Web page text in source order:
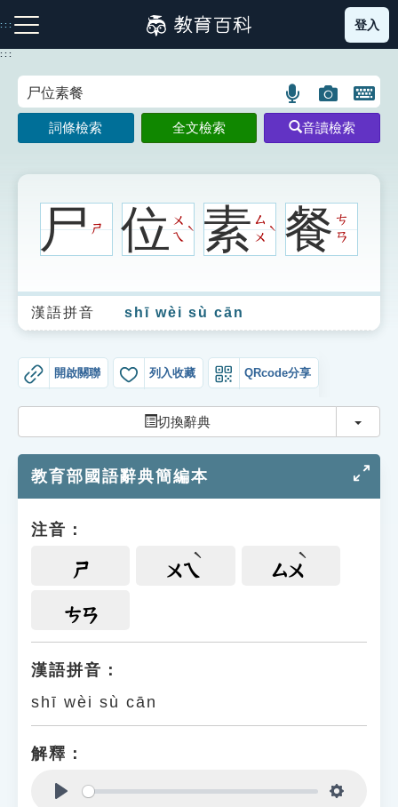
到
主
:::
注音索引圖示 筆畫索引圖示 部首索引表圖示
生字詞彙表
成語故事
索引選單
單字索引
遊戲專區
教學應用
貓頭鷹博士
登入
:::
語
言
搜
示
圖
片
搜
示
開
鍵
圖
詞條檢索 全文檢索 音讀檢索
尸ㄕ 位ㄨ
ㄟ
ˋ 素ㄙ
ㄨ
ˋ 餐ㄘ
ㄢ
漢語拼音 shī wèi sù cān
開啟關聯 列入收藏 QRcode分享
切換辭典 切換
教育部國語辭典簡編本
注音：
ㄕ ㄨㄟ ㄙㄨ
ㄘㄢ
漢語拼音：
shī wèi sù cān
解釋：